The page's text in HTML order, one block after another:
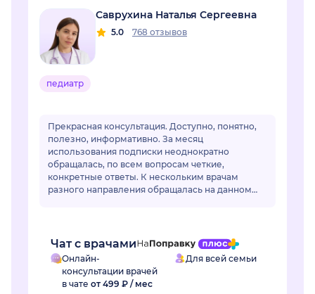
Саврухина Наталья Сергеевна
5.0 768 отзывов
педиатр
Прекрасная консультация. Доступно, понятно,
полезно, информативно. За месяц
использования подписки неоднократно
обращалась, по всем вопросам четкие,
конкретные ответы. К нескольким врачам
разного направления обращалась на данном
Чат с врачами
Онлайн-
консультации врачей
в чате от 499 ₽ / мес
Для всей семьи